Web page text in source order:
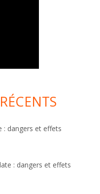
: dangers et effets
: dangers et effets